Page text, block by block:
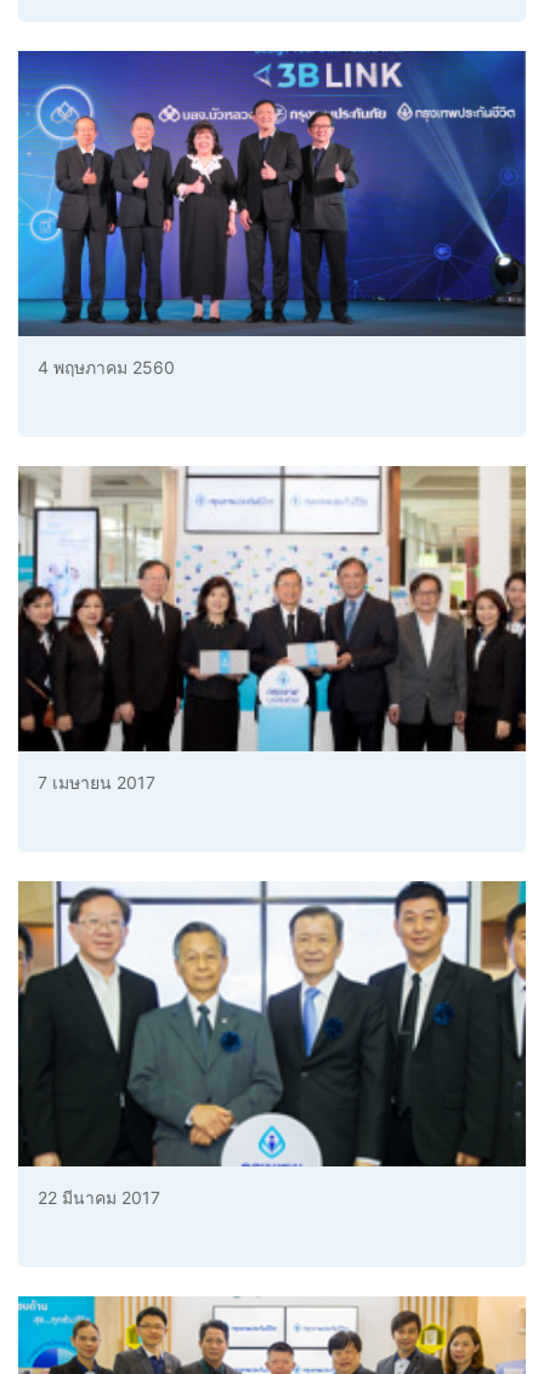
4 พฤษภาคม 2560
7 เมษายน 2017
22 มีนาคม 2017